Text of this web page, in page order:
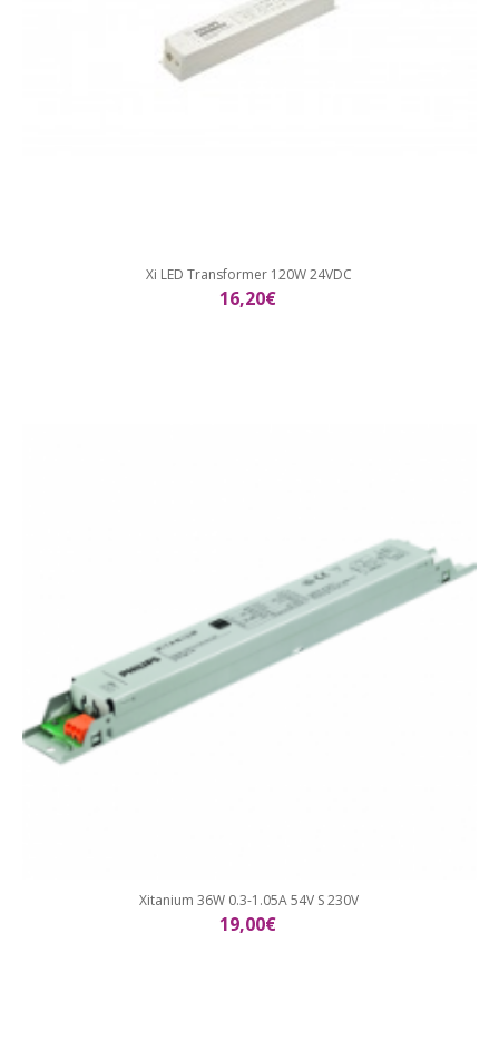
Xi LED Transformer 120W 24VDC
16,20€
Xitanium 36W 0.3-1.05A 54V S 230V
19,00€